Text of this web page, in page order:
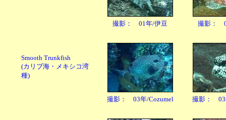
撮影： 01年/伊豆 撮影：
Smooth Trunkfish
(カリブ海・メキシコ湾
種)
撮影： 03年/Cozumel 撮影： 03